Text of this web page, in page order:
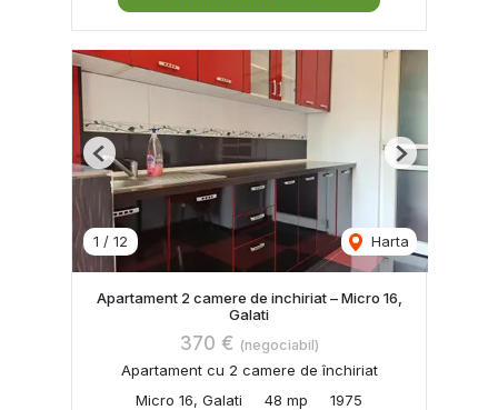
1 / 12 Harta
Previous Next
Apartament 2 camere de inchiriat – Micro 16,
Galati
370 € (negociabil)
Apartament cu 2 camere de închiriat
Micro 16, Galati
48 mp 1975